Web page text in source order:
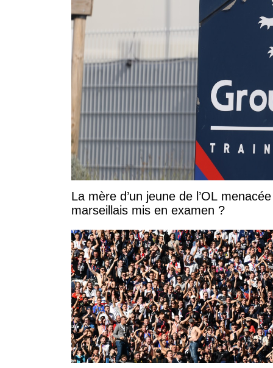
La mère d’un jeune de l’OL
marseillais mis en examen ?